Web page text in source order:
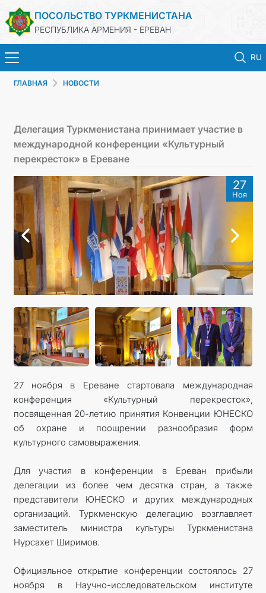
ПОСОЛЬСТВО ТУРКМЕНИСТАНА
РЕСПУБЛИКА АРМЕНИЯ - ЕРЕВАН
RU
ТУРКМЕНИСТАН
КОНСУЛЬСКИЕ УСЛУГИ
МИД
КОНТАКТНЫЕ ДАННЫЕ
ГЛАВНАЯ НОВОСТИ
Делегация Туркменистана принимает участие в
международной конференции «Культурный
перекресток» в Ереване
27
Ноя
27 ноября в Ереване стартовала международная
конференция «Культурный перекресток»,
посвященная 20-летию принятия Конвенции ЮНЕСКО
об охране и поощрении разнообразия форм
культурного самовыражения.
Для участия в конференции в Ереван прибыли
делегации из более чем десятка стран, а также
представители ЮНЕСКО и других международных
организаций. Туркменскую делегацию возглавляет
заместитель министра культуры Туркменистана
Нурсахет Ширимов.
Официальное открытие конференции состоялось 27
ноября в Научно-исследовательском институте